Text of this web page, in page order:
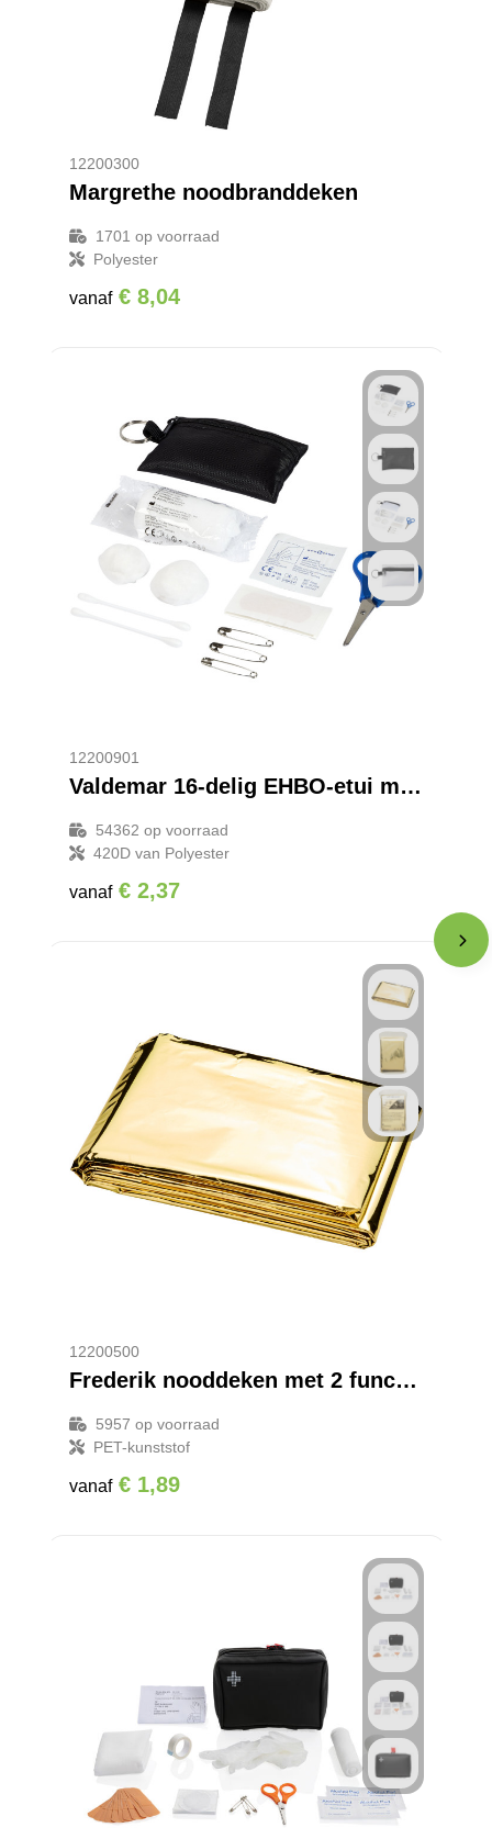
12200300
Margrethe noodbranddeken
1701 op voorraad
Polyester
vanaf € 8,04
12200901
Valdemar 16-delig EHBO-etui met sleutelring
54362 op voorraad
420D van Polyester
vanaf € 2,37
12200500
Frederik nooddeken met 2 functies
5957 op voorraad
PET-kunststof
vanaf € 1,89